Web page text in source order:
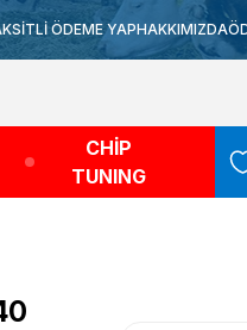
ÖDEME YAPHAKKIMIZDA
CHİP
TUNING